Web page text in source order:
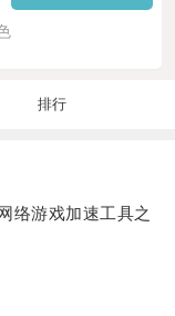
排行
游戏加速工具之